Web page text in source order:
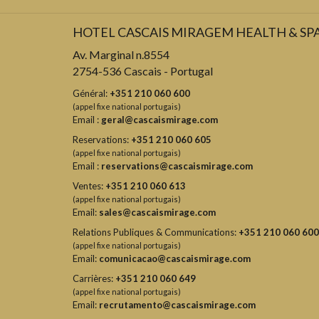
HOTEL CASCAIS MIRAGEM HEALTH &
Av. Marginal n.8554
2754-536 Cascais - Portugal
Général: +351 210 060 600
(appel fixe national portugais)
Email :geral@cascaismirage.com
Reservations: +351 210 060 605
(appel fixe national portugais)
Email : reservations@cascaismirage.com
Ventes: +351 210 060 613
(appel fixe national portugais)
Email: sales@cascaismirage.com
Relations Publiques & Communications: +351 210 060 600
(appel fixe national portugais)
Email: comunicacao@cascaismirage.com
Carrières: +351 210 060 649
(appel fixe national portugais)
Email: recrutamento@cascaismirage.com